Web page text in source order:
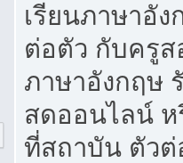
เรียนภาษาอัง
ต่อตัว กับครูส
ภาษาอังกฤษ
สดออนไลน์ ห
ที่สถาบัน ตัวต่